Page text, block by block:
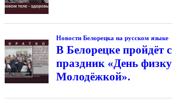
Новости Белорецка на русском языке
В Белорецке пройдёт
праздник «День
Молодёжкой».